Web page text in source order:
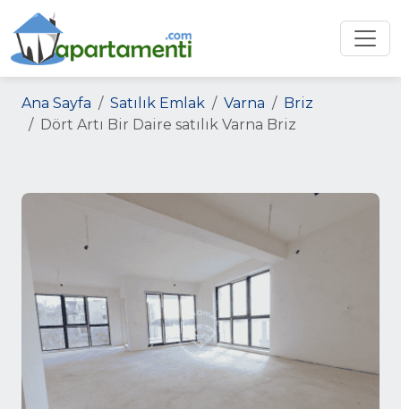
Ana Sayfa Satılık Emlak Varna
Briz
Dört Artı Bir Daire satılık Varna Briz